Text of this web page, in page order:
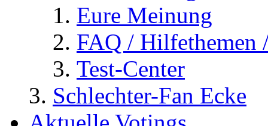
Eure Meinung
FAQ / Hilfethemen
Test-Center
Schlechter-Fan Ecke